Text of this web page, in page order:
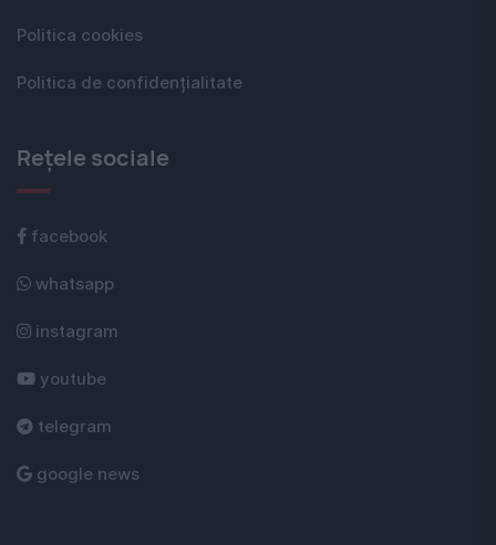
Politica cookies
Politica de confidențialitate
Rețele sociale
facebook
whatsapp
instagram
youtube
telegram
google news